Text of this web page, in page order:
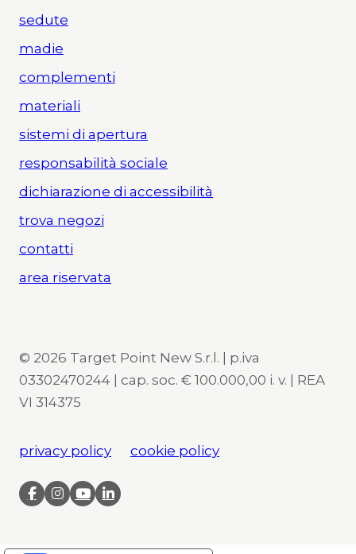
sedute
madie
complementi
materiali
sistemi di apertura
responsabilità sociale
dichiarazione di accessibilità
trova negozi
contatti
area riservata
© 2026 Target Point New S.r.l. | p.iva
03302470244 | cap. soc. € 100.000,00 i. v. | REA
VI 314375
privacy policy cookie policy